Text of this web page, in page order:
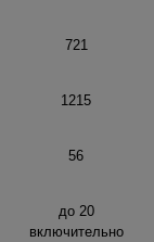
721
1215
56
до 20
включительно